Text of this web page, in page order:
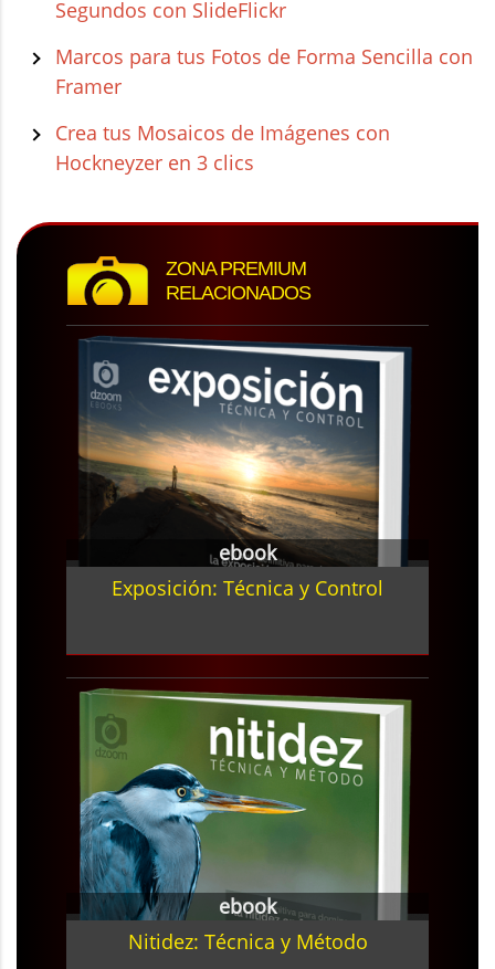
Segundos con SlideFlickr
Marcos para tus Fotos de Forma Sencilla con
Framer
Crea tus Mosaicos de Imágenes con
Hockneyzer en 3 clics
ZONA PREMIUM
RELACIONADOS
ebook
Exposición: Técnica y Control
ebook
Nitidez: Técnica y Método